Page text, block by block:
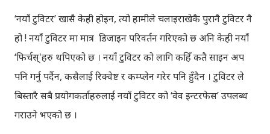
‘नयाँ टुविटर’ खासै केही होइन, त्यो हामीले चलाइराखेकै पुरानै टुविटर नै
हो ! नयाँ टुविटर मा मात्र डिजाइन परिवर्तन गरिएको छ अनि केही नयाँ
‘फिर्चस्'हरु थपिएको छ । नयाँ टुविटर को लागि कहिँ कतै साइन अप
पनि गर्नु पर्दैन, कसैलाई रिक्वेष्ट र कम्प्लेन गरेर पनि हुँदैन । टुविटर ले
बिस्तारै सबै प्रयोगकर्ताहरुलाई नयाँ टुविटर को ‘वेव इन्टरफेस’ उपलब्ध
गराउने भएको छ ।